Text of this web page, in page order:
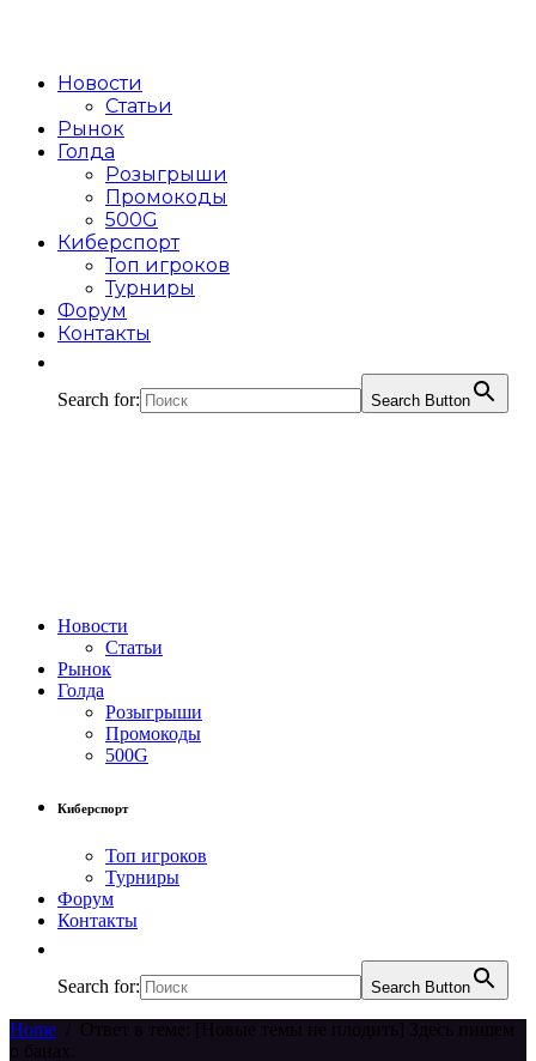
Новости
Статьи
Рынок
Голда
Розыгрыши
Промокоды
500G
Киберспорт
Топ игроков
Турниры
Форум
Контакты
Search for: Search Button
Новости
Статьи
Рынок
Голда
Розыгрыши
Промокоды
500G
Киберспорт
Топ игроков
Турниры
Форум
Контакты
Search for: Search Button
Home
Ответ в теме: [Новые темы не плодить] Здесь пишем
о банах.